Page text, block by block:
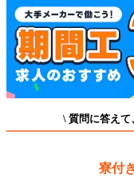
\ 質問に答えて、
寮付